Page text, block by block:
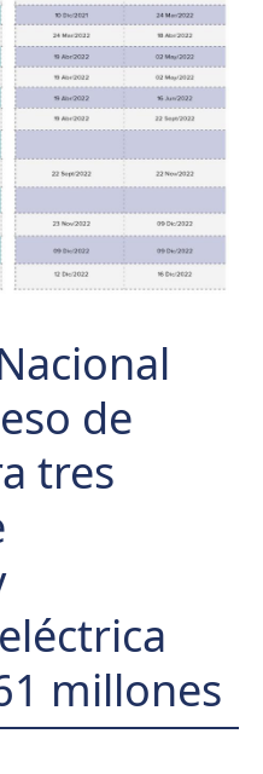
de
tres
millones